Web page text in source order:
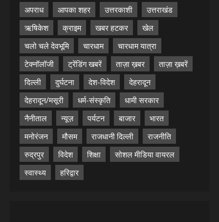
अपराध
आपका शहर उत्तरकाशी
उत्तराखंड
ऋषिकेश
क्राइम खबर हटकर
खेल
चलो चले देवभूमि
चारधाम
चारधाम यात्रा
टेक्नॉलॉजी
ट्रेंडिंग खबरें ताज़ा ख़बर
ताज़ा ख़बरें
दिल्ली
दुर्घटना देश-विदेश
देहरादून
देहरादून/मसूरी
धर्म-संस्कृति
धामी सरकार
नैनीताल
न्यूज़ पर्यटन बाजार
भारत
मनोरंजन
मौसम राजधानी दिल्ली
राजनीति
रुद्रपुर
विदेश शिक्षा
सोशल मीडिया वायरल
स्वास्थ्य
हरिद्वार